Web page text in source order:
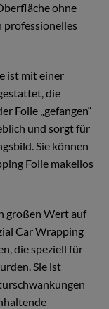
ohne
professionelles
ist mit einer
die
Folie „gefangen“
und sorgt für
Sie können
Folie makellos
großen Wert auf
Car Wrapping
die speziell für
Sie ist